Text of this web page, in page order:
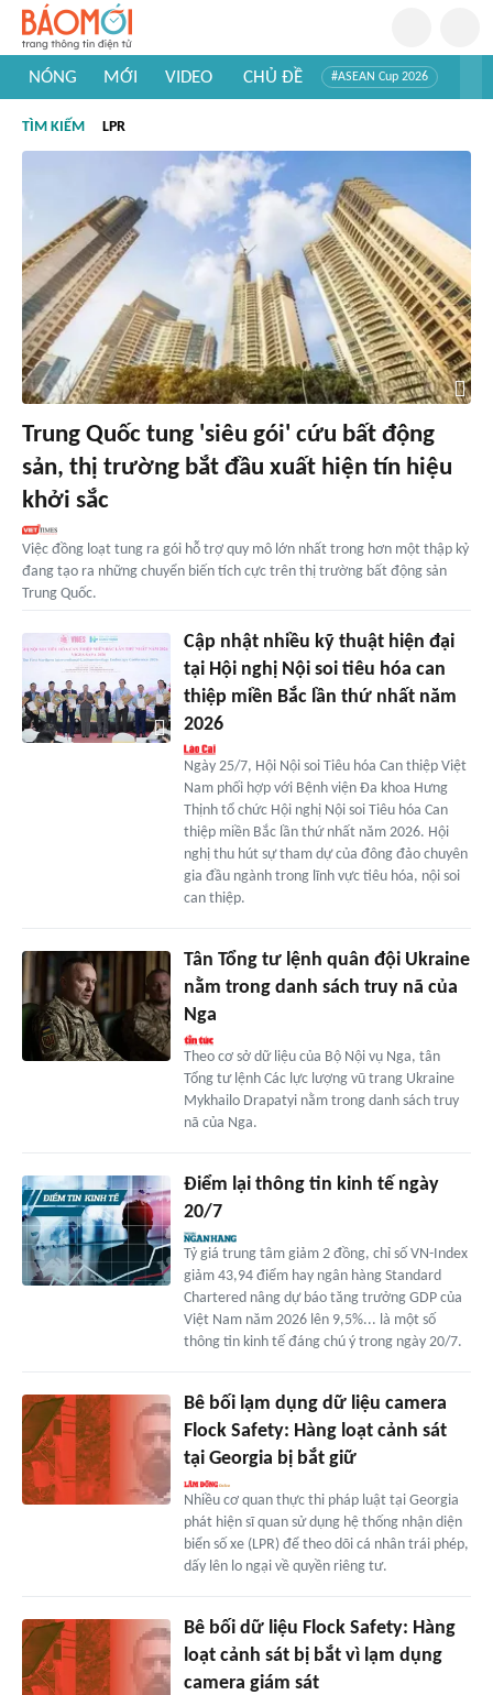
NÓNG MỚI VIDEO CHỦ ĐỀ #ASEAN Cup 2026
#Khám phá thế giới
TÌM KIẾM LPR
Trung Quốc tung 'siêu gói' cứu bất động
sản, thị trường bắt đầu xuất hiện tín hiệu
khởi sắc
Việc đồng loạt tung ra gói hỗ trợ quy mô lớn nhất trong hơn một thập kỷ
đang tạo ra những chuyển biến tích cực trên thị trường bất động sản
Trung Quốc.
Cập nhật nhiều kỹ thuật hiện đại
tại Hội nghị Nội soi tiêu hóa can
thiệp miền Bắc lần thứ nhất năm
2026
Ngày 25/7, Hội Nội soi Tiêu hóa Can thiệp Việt
Nam phối hợp với Bệnh viện Đa khoa Hưng
Thịnh tổ chức Hội nghị Nội soi Tiêu hóa Can
thiệp miền Bắc lần thứ nhất năm 2026. Hội
nghị thu hút sự tham dự của đông đảo chuyên
gia đầu ngành trong lĩnh vực tiêu hóa, nội soi
can thiệp.
Tân Tổng tư lệnh quân đội Ukraine
nằm trong danh sách truy nã của
Nga
Theo cơ sở dữ liệu của Bộ Nội vụ Nga, tân
Tổng tư lệnh Các lực lượng vũ trang Ukraine
Mykhailo Drapatyi nằm trong danh sách truy
nã của Nga.
Điểm lại thông tin kinh tế ngày
20/7
Tỷ giá trung tâm giảm 2 đồng, chỉ số VN-Index
giảm 43,94 điểm hay ngân hàng Standard
Chartered nâng dự báo tăng trưởng GDP của
Việt Nam năm 2026 lên 9,5%... là một số
thông tin kinh tế đáng chú ý trong ngày 20/7.
Bê bối lạm dụng dữ liệu camera
Flock Safety: Hàng loạt cảnh sát
tại Georgia bị bắt giữ
Nhiều cơ quan thực thi pháp luật tại Georgia
phát hiện sĩ quan sử dụng hệ thống nhận diện
biển số xe (LPR) để theo dõi cá nhân trái phép,
dấy lên lo ngại về quyền riêng tư.
Bê bối dữ liệu Flock Safety: Hàng
loạt cảnh sát bị bắt vì lạm dụng
camera giám sát